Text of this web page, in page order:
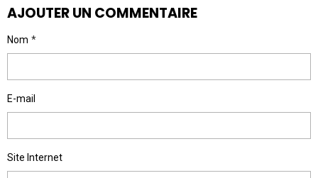
AJOUTER UN COMMENTAIRE
Nom
E-mail
Site Internet